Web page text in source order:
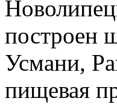
построен
Усмани,
пищевая